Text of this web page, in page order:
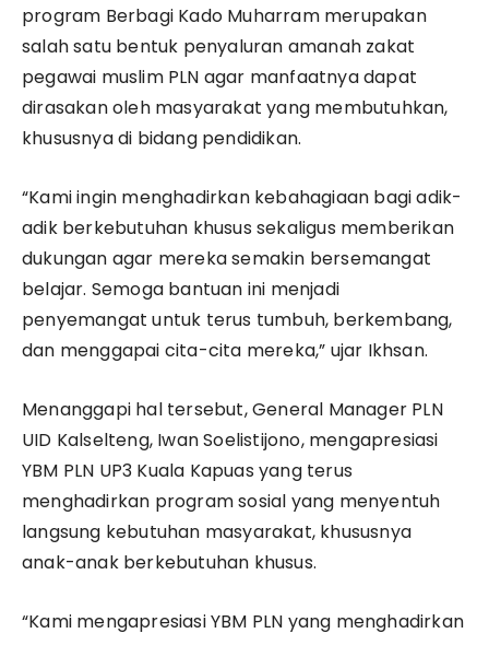
program Berbagi Kado Muharram merupakan
salah satu bentuk penyaluran amanah zakat
pegawai muslim PLN agar manfaatnya dapat
dirasakan oleh masyarakat yang membutuhkan,
khususnya di bidang pendidikan.
“Kami ingin menghadirkan kebahagiaan bagi adik-
adik berkebutuhan khusus sekaligus memberikan
dukungan agar mereka semakin bersemangat
belajar. Semoga bantuan ini menjadi
penyemangat untuk terus tumbuh, berkembang,
dan menggapai cita-cita mereka,” ujar Ikhsan.
Menanggapi hal tersebut, General Manager PLN
UID Kalselteng, Iwan Soelistijono, mengapresiasi
YBM PLN UP3 Kuala Kapuas yang terus
menghadirkan program sosial yang menyentuh
langsung kebutuhan masyarakat, khususnya
anak-anak berkebutuhan khusus.
“Kami mengapresiasi YBM PLN yang menghadirkan